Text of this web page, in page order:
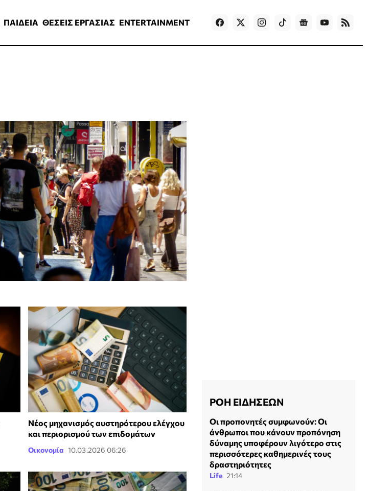
ΠΑΙΔΕΙΑ ΘΕΣΕΙΣ ΕΡΓΑΣΙΑΣ ENTERTAINMENT Games
Νέος μηχανισμός αυστηρότερου ελέγχου
και περιορισμού των επιδομάτων
Οικονομία 10.03.2026 06:26
ΡΟΗ ΕΙΔΗΣΕΩΝ
Οι προπονητές συμφωνούν: Οι
άνθρωποι που κάνουν προπόνηση
δύναμης υποφέρουν λιγότερο στις
περισσότερες καθημερινές τους
δραστηριότητες
Life 21:14